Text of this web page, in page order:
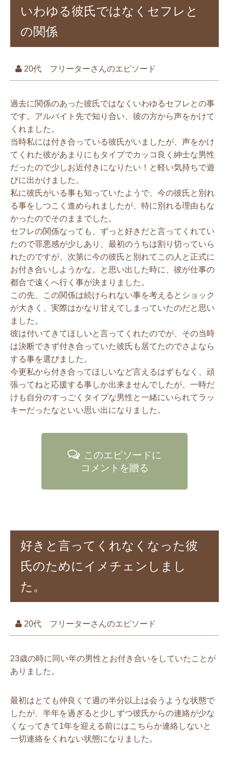
いわゆる彼氏ではなくセフレと
の関係
20代 フリーターさんのエピソード
過去に関係のあった彼氏ではなくいわゆるセフレとの事
です。アルバイト先で知り合い、彼の方から声をかけて
くれました。
当時私には付き合っている彼氏がいましたが、声をかけ
てくれた彼があまりにもタイプでカッコ良く紳士な男性
だったので少しお近付きになりたい！と軽い気持ちで遊
びに出かけました。
私に彼氏がいる事も知っていたようで、今の彼氏と別れ
る事をしつこく進められましたが、特に別れる理由もな
かったのでそのままでした。
セフレの関係なっても、ずっと好きだと言ってくれてい
たので罪悪感が少しあり、最初のうちは割り切っていら
れたのですが、次第に今の彼氏と別れてこの人と正式に
お付き合いしようかな。と思い出した時に、彼が仕事の
都合で遠くへ行く事が決まりました。
この先、この関係は続けられない事を考えるとショック
が大きく、実際はかなり甘えてしまっていたのだと思い
ました。
彼は付いてきてほしいと言ってくれたのでが、その当時
は決断できず付き合っていた彼氏も居てたのでさよなら
する事を選びました。
今更私から付き合ってほしいなど言えるはずもなく、頑
張ってねと応援する事しか出来ませんでしたが、一時だ
けも自分のすっごくタイプな男性と一緒にいられてラッ
キーだったなといい思い出になりました。
このエピソードに
コメントを贈る
好きと言ってくれなくなった彼
氏のためにイメチェンしまし
た。
20代 フリーターさんのエピソード
23歳の時に同い年の男性とお付き合いをしていたことが
ありました。
最初はとても仲良くて週の半分以上は会うような状態で
したが、半年を過ぎると少しずつ彼氏からの連絡が少な
くなってきて1年を迎える前にはこちらか連絡しないと
一切連絡をくれない状態になりました。